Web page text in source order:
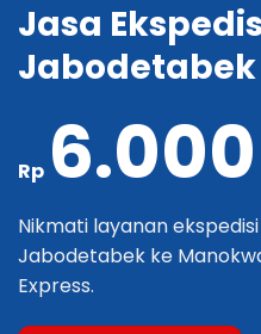
Jasa
Rp 6.000
Nikmati layanan
Jabodetabek ke
Express.